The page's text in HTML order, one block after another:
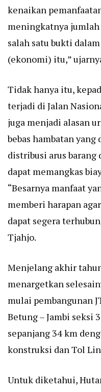
kenaikan
meningkatnya jumlah
salah satu bukti
(ekonomi) itu,”
Tidak hanya itu,
terjadi di Jalan
juga menjadi alasan
bebas hambatan
distribusi arus barang
dapat memangkas
“Besarnya manfaat
memberi harapan
dapat segera
Tjahjo.
Menjelang akhir
menargetkan
mulai pembangunan
Betung – Jambi seksi
sepanjang 34 km
konstruksi dan Tol
Untuk diketahui,